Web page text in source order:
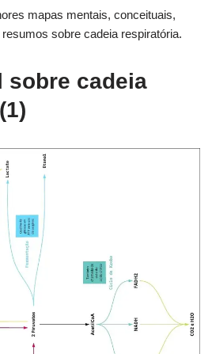
mapas mentais, conceituais,
sobre cadeia respiratória.
sobre cadeia